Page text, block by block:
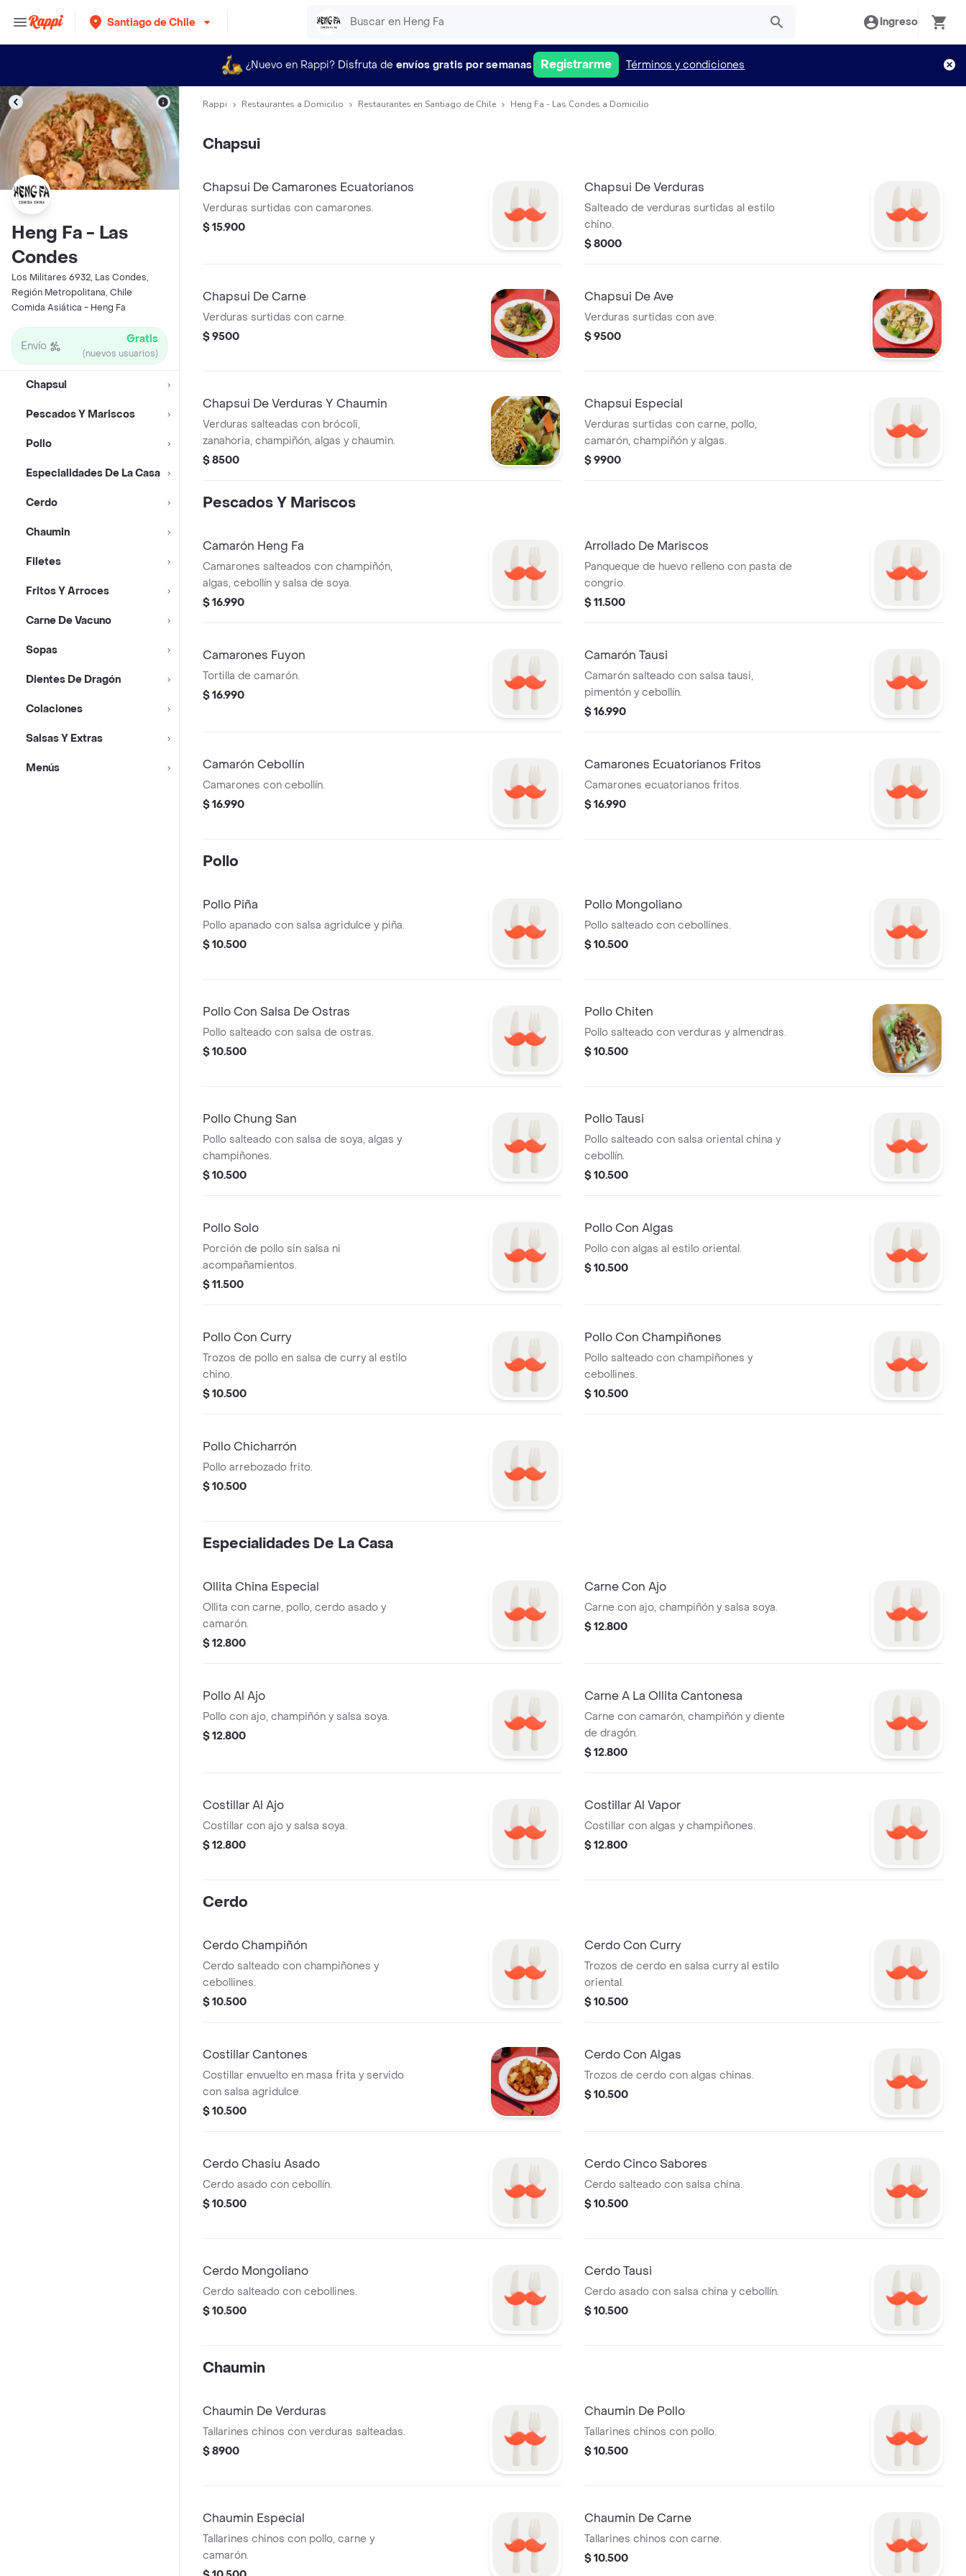
Santiago de Chile Ingreso
¿Nuevo en Rappi? Disfruta de envíos gratis por semanas Registrarme Términos y condiciones
Heng Fa - Las
Condes
Los Militares 6932, Las Condes,
Región Metropolitana, Chile
Comida Asiática - Heng Fa
Envío Gratis
(nuevos usuarios)
Chapsui
Pescados Y Mariscos
Pollo
Especialidades De La Casa
Cerdo
Chaumin
Filetes
Fritos Y Arroces
Carne De Vacuno
Sopas
Dientes De Dragón
Colaciones
Salsas Y Extras
Menús
Rappi Restaurantes a Domicilio Restaurantes en Santiago de Chile Heng Fa - Las Condes a Domicilio
Chapsui
Chapsui De Camarones Ecuatorianos
Verduras surtidas con camarones.
$ 15.900
Chapsui De Verduras
Salteado de verduras surtidas al estilo
chino.
$ 8000
Chapsui De Carne
Verduras surtidas con carne.
$ 9500
Chapsui De Ave
Verduras surtidas con ave.
$ 9500
Chapsui De Verduras Y Chaumin
Verduras salteadas con brócoli,
zanahoria, champiñón, algas y chaumin.
$ 8500
Chapsui Especial
Verduras surtidas con carne, pollo,
camarón, champiñón y algas.
$ 9900
Pescados Y Mariscos
Camarón Heng Fa
Camarones salteados con champiñón,
algas, cebollín y salsa de soya.
$ 16.990
Arrollado De Mariscos
Panqueque de huevo relleno con pasta de
congrio.
$ 11.500
Camarones Fuyon
Tortilla de camarón.
$ 16.990
Camarón Tausi
Camarón salteado con salsa tausi,
pimentón y cebollín.
$ 16.990
Camarón Cebollín
Camarones con cebollín.
$ 16.990
Camarones Ecuatorianos Fritos
Camarones ecuatorianos fritos.
$ 16.990
Pollo
Pollo Piña
Pollo apanado con salsa agridulce y piña.
$ 10.500
Pollo Mongoliano
Pollo salteado con cebollines.
$ 10.500
Pollo Con Salsa De Ostras
Pollo salteado con salsa de ostras.
$ 10.500
Pollo Chiten
Pollo salteado con verduras y almendras.
$ 10.500
Pollo Chung San
Pollo salteado con salsa de soya, algas y
champiñones.
$ 10.500
Pollo Tausi
Pollo salteado con salsa oriental china y
cebollín.
$ 10.500
Pollo Solo
Porción de pollo sin salsa ni
acompañamientos.
$ 11.500
Pollo Con Algas
Pollo con algas al estilo oriental.
$ 10.500
Pollo Con Curry
Trozos de pollo en salsa de curry al estilo
chino.
$ 10.500
Pollo Con Champiñones
Pollo salteado con champiñones y
cebollines.
$ 10.500
Pollo Chicharrón
Pollo arrebozado frito.
$ 10.500
Especialidades De La Casa
Ollita China Especial
Ollita con carne, pollo, cerdo asado y
camarón.
$ 12.800
Carne Con Ajo
Carne con ajo, champiñón y salsa soya.
$ 12.800
Pollo Al Ajo
Pollo con ajo, champiñón y salsa soya.
$ 12.800
Carne A La Ollita Cantonesa
Carne con camarón, champiñón y diente
de dragón.
$ 12.800
Costillar Al Ajo
Costillar con ajo y salsa soya.
$ 12.800
Costillar Al Vapor
Costillar con algas y champiñones.
$ 12.800
Cerdo
Cerdo Champiñón
Cerdo salteado con champiñones y
cebollines.
$ 10.500
Cerdo Con Curry
Trozos de cerdo en salsa curry al estilo
oriental.
$ 10.500
Costillar Cantones
Costillar envuelto en masa frita y servido
con salsa agridulce.
$ 10.500
Cerdo Con Algas
Trozos de cerdo con algas chinas.
$ 10.500
Cerdo Chasiu Asado
Cerdo asado con cebollín.
$ 10.500
Cerdo Cinco Sabores
Cerdo salteado con salsa china.
$ 10.500
Cerdo Mongoliano
Cerdo salteado con cebollines.
$ 10.500
Cerdo Tausi
Cerdo asado con salsa china y cebollín.
$ 10.500
Chaumin
Chaumin De Verduras
Tallarines chinos con verduras salteadas.
$ 8900
Chaumin De Pollo
Tallarines chinos con pollo.
$ 10.500
Chaumin Especial
Tallarines chinos con pollo, carne y
camarón.
Chaumin De Carne
Tallarines chinos con carne.
$ 10.500